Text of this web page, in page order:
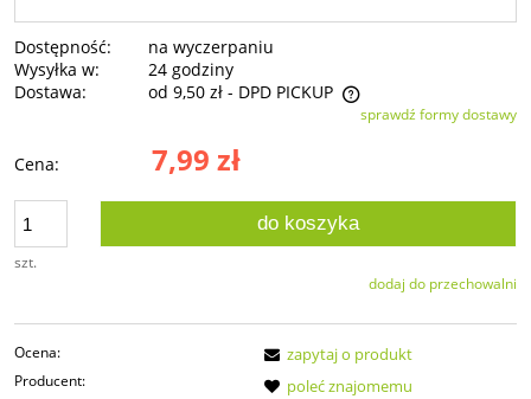
Dostępność:
na wyczerpaniu
Wysyłka w:
24 godziny
Dostawa:
od 9,50 zł - DPD PICKUP
Cena nie zawiera ewentualnych kosztów płatnościsprawdź formy dostawy
Cena: 7,99 zł
szt.
do koszyka
dodaj do przechowalni
Ocena:
Producent:
zapytaj o produkt
poleć znajomemu